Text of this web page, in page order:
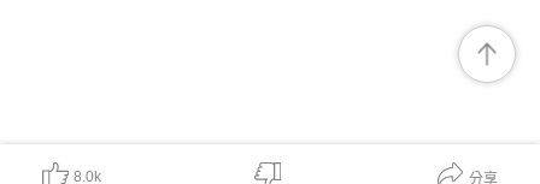
8.0k 分享
對我有幫助 非常有價值 內容無幫助